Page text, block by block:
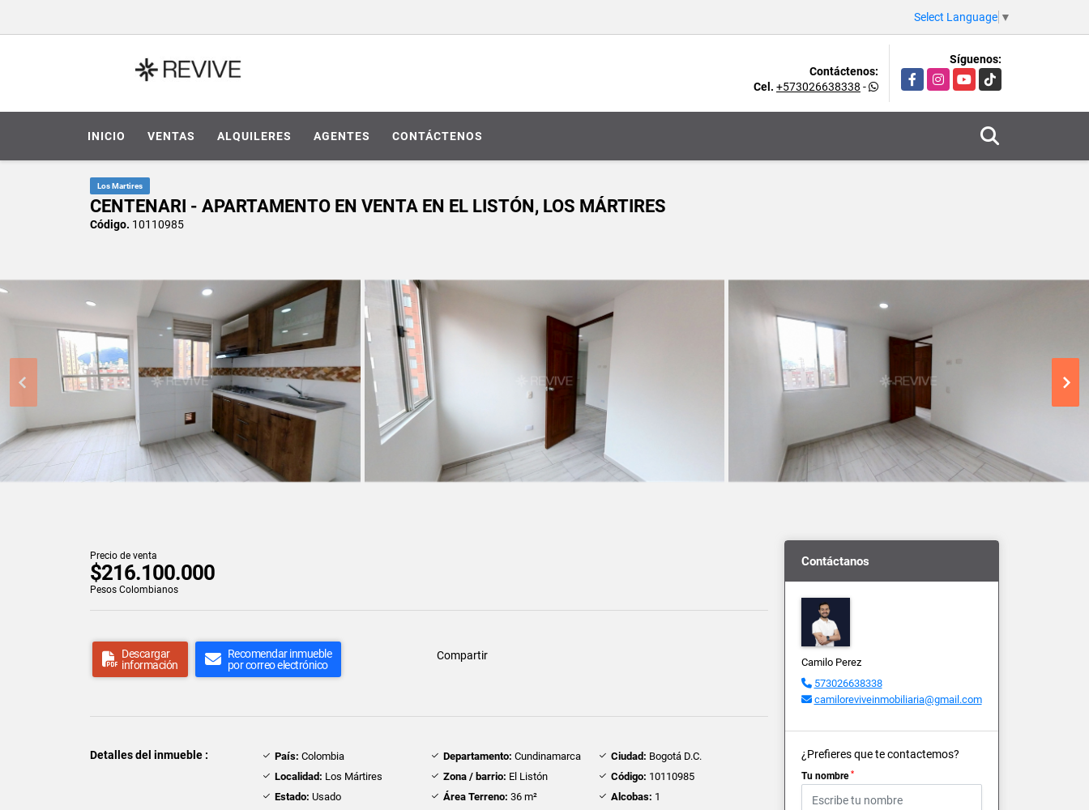
Select Language ▼
Contáctenos:
Cel. +573026638338 -
Síguenos:
FacebookInstagramYouTubeTikTok
INICIO VENTAS ALQUILERES AGENTES CONTÁCTENOS
Los Martires
CENTENARI - APARTAMENTO EN VENTA EN EL LISTÓN, LOS MÁRTIRES
Código. 10110985
Precio de venta
$216.100.000
Pesos Colombianos
Descargar
información
Recomendar inmueble
por correo electrónico
Compartir
Detalles del inmueble : País: Colombia Departamento: Cundinamarca Ciudad: Bogotá D.C.
Localidad: Los Mártires Zona / barrio: El Listón Código: 10110985
Estado: Usado Área Terreno: 36 m² Alcobas: 1
Contáctanos
Camilo Perez
573026638338
camiloreviveinmobiliaria@gmail.com
¿Prefieres que te contactemos?
Tu nombre *